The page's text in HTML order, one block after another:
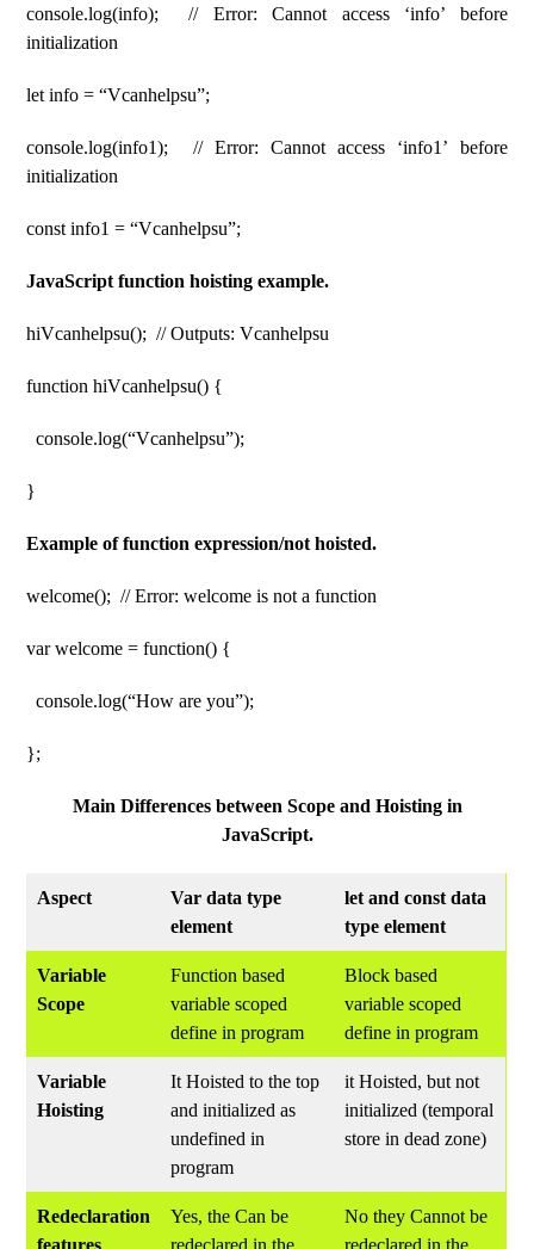
console.log(info); // Error: Cannot access ‘info’ before
initialization
let info = “Vcanhelpsu”;
console.log(info1); // Error: Cannot access ‘info1’ before
initialization
const info1 = “Vcanhelpsu”;
JavaScript function hoisting example.
hiVcanhelpsu(); // Outputs: Vcanhelpsu
function hiVcanhelpsu() {
console.log(“Vcanhelpsu”);
}
Example of function expression/not hoisted.
welcome(); // Error: welcome is not a function
var welcome = function() {
console.log(“How are you”);
};
Main Differences between Scope and Hoisting in
JavaScript.
Aspect
Var data type
element
let and const data
type element
Variable
Scope
Function based
variable scoped
define in program
Block based
variable scoped
define in program
Variable
Hoisting
It Hoisted to the top
and initialized as
undefined in
program
it Hoisted, but not
initialized (temporal
store in dead zone)
Redeclaration
features
Yes, the Can be
redeclared in the
No they Cannot be
redeclared in the